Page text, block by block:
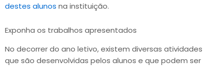
destes alunos na instituição.
Exponha os trabalhos apresentados
No decorrer do ano letivo, existem diversas atividades
que são desenvolvidas pelos alunos e que podem ser